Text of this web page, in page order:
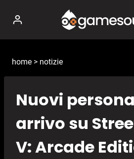
contenuto
home > notizie
Nuovi
arrivo su
V: Arcade